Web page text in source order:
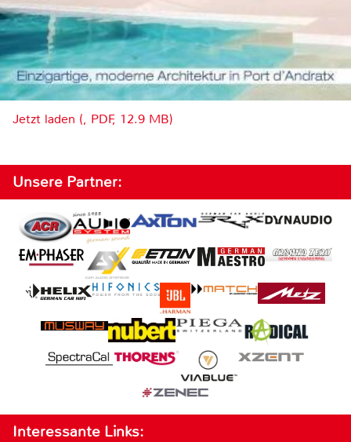
Jetzt laden (, PDF, 12.9 MB)
Unsere Partner:
Interessante Links: